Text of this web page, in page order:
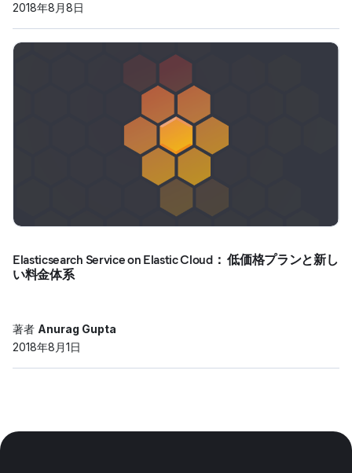
2018年8月8日
Elasticsearch Service on Elastic Cloud： 低価格プランと新し
い料金体系
著者 Anurag Gupta
2018年8月1日